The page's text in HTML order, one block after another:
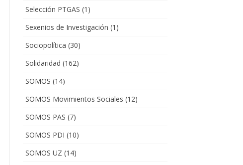
Selección PTGAS (1)
Sexenios de Investigación (1)
Sociopolítica (30)
Solidaridad (162)
SOMOS (14)
SOMOS Movimientos Sociales (12)
SOMOS PAS (7)
SOMOS PDI (10)
SOMOS UZ (14)